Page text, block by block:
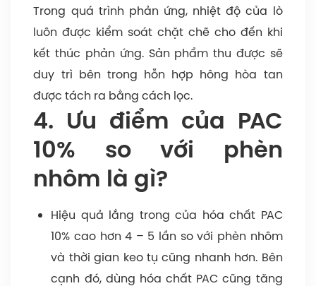
Trong quá trình phản ứng, nhiệt độ của lò
luôn được kiểm soát chặt chẽ cho đến khi
kết thúc phản ứng. Sản phẩm thu được sẽ
duy trì bên trong hỗn hợp hông hòa tan
được tách ra bằng cách lọc.
4. Ưu điểm của PAC
10% so với phèn
nhôm là gì?
Hiệu quả lắng trong của hóa chất PAC
10% cao hơn 4 – 5 lần so với phèn nhôm
và thời gian keo tụ cũng nhanh hơn. Bên
cạnh đó, dùng hóa chất PAC cũng tăng